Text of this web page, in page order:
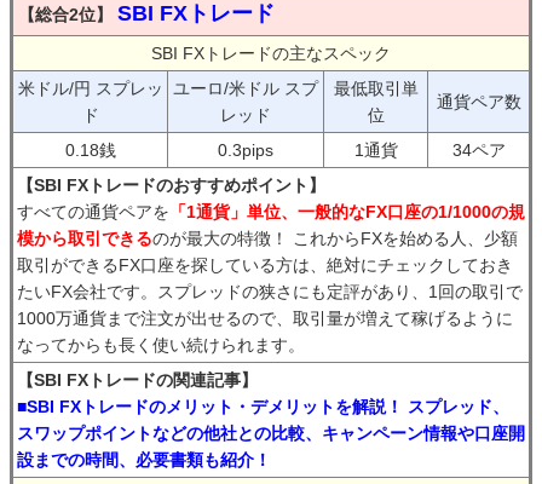
【総合2位】 SBI FXトレード
SBI FXトレードの主なスペック
米ドル/円 スプレッ
ド
ユーロ/米ドル スプ
レッド
最低取引単
位
通貨ペア数
0.18銭 0.3pips 1通貨
34ペア
【SBI FXトレードのおすすめポイント】
すべての通貨ペアを 「1通貨」単位、一般的なFX口座の1/1000の規
模から取引できるのが最大の特徴！ これからFXを始める人、少額
取引ができるFX口座を探している方は、絶対にチェックしておき
たいFX会社です。スプレッドの狭さにも定評があり、1回の取引で
1000万通貨まで注文が出せるので、取引量が増えて稼げるように
なってからも長く使い続けられます。
【SBI FXトレードの関連記事】
■SBI FXトレードのメリット・デメリットを解説！ スプレッド、
スワップポイントなどの他社との比較、キャンペーン情報や口座開
設までの時間、必要書類も紹介！